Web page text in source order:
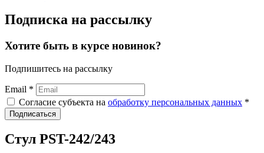
Подписка на рассылку
Хотите быть в курсе новинок?
Подпишитесь на рассылку
Email *
Согласие субъекта на обработку персональных данных *
Подписаться
Стул PST-242/243